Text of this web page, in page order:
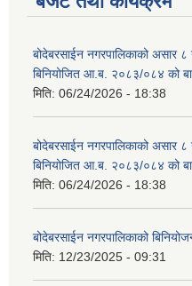
बोदेबरसाईन नगरपालिकाको असार
बिनियोजित आ.ब. २०८३/०८४ को
मिति: 06/24/2026 - 18:38
बोदेबरसाईन नगरपालिकाको असार
बिनियोजित आ.ब. २०८३/०८४ को
मिति: 06/24/2026 - 18:38
बोदेबरसाईन नगरपालिकाको
मिति: 12/23/2025 - 09:31